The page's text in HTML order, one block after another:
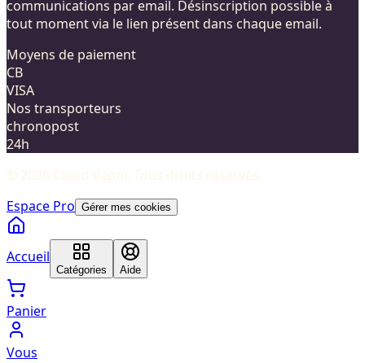
communications par email. Désinscription possible à
tout moment via le lien présent dans chaque email.
Moyens de paiement
CB
VISA
Nos transporteurs
chronopost
24h
© 2026 Cloud Vapor. Tous droits réservés.
Espace Pro Gérer mes cookies
Accueil
Catégories Aide
Panier
Vous